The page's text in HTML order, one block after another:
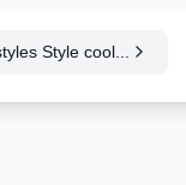
Style cool...